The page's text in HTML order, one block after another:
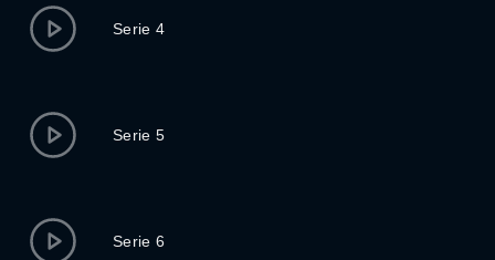
Serie 4
Serie 5
Serie 6